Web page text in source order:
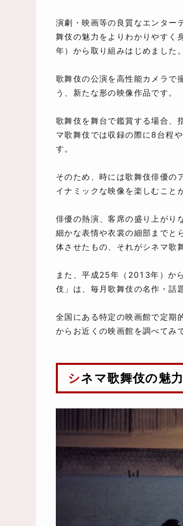
演劇・映画等の良質なエンター
舞伎の魅力をよりわかりやす
年）から取り組みはじめました。
歌舞伎の公演を高性能カメラで
う、新たな形の映像作品です。
歌舞伎を舞台で鑑賞する場合、
マ歌舞伎では収録の際に8台程
す。
そのため、時には歌舞伎俳優の
イナミックな映像を楽しむこと
俳優の熱演、客席の盛り上がり
細かな表情や衣裳の細部までと
体させたもの、それがシネマ歌
また、平成25年（2013年）か
伎」は、毎月歌舞伎の名作・話
全国にある特定の映画館で定期
からお近くの映画館を調べてみ
シネマ歌舞伎の魅